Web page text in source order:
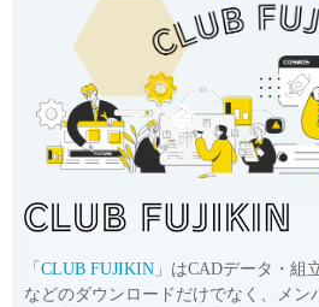
「 CLUB FUJIKIN 」はCADデータ・組
などのダウンロードだけでなく、メン